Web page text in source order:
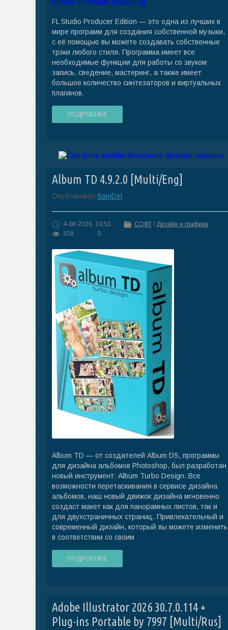
FL Studio Producer Edition — это одна из лучших в
мире программ для создания собственной музыки,
с её помощью вы можете создавать собственные
трэки любого стиля. Программа имеет все
необходимые функции для работы со звуком:
запись, сведение, мастеринг, а также имеет
большое количество синтезаторов и виртуальных
плагинов.
ПОДРОБНЕЕ
Album TD 4.9.2.0 [Multi/Eng]
Опубликовал SamDel
4-08-2026, 10:53 СОФТ / Дизайн и графика
328
0
Album TD — от создателей Album DS, программы
для дизайна альбомов Photoshop, был разработан
новый инструмент: Album Turbo Design. Все
возможности перетаскивания в сервисе дизайна
альбомов, наш новый движок дизайна мгновенно
создаст макет как для панорамных листов, так и
для двухстраничных страниц. Привлекательный и
современный дизайн, который вы можете изменить
в соответствии со своим
ПОДРОБНЕЕ
Adobe Illustrator 2026 30.7.0.114 +
Plug-ins Portable by 7997 [Multi/Rus]